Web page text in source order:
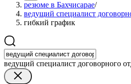
резюме в Бахчисарае/
ведущий специалист
гибкий график
ведущий специалист договорного